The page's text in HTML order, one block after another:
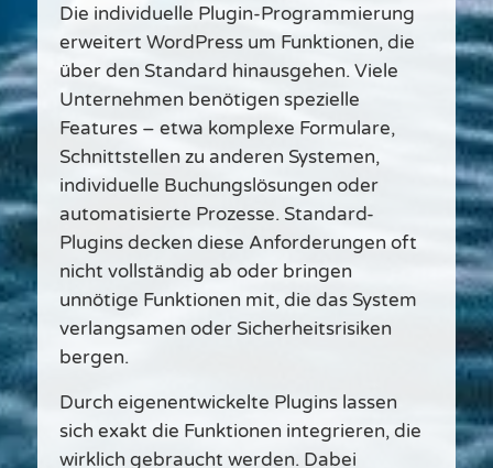
Die individuelle Plugin-Programmierung
erweitert WordPress um Funktionen, die
über den Standard hinausgehen. Viele
Unternehmen benötigen spezielle
Features – etwa komplexe Formulare,
Schnittstellen zu anderen Systemen,
individuelle Buchungslösungen oder
automatisierte Prozesse. Standard-
Plugins decken diese Anforderungen oft
nicht vollständig ab oder bringen
unnötige Funktionen mit, die das System
verlangsamen oder Sicherheitsrisiken
bergen.
Durch eigenentwickelte Plugins lassen
sich exakt die Funktionen integrieren, die
wirklich gebraucht werden. Dabei